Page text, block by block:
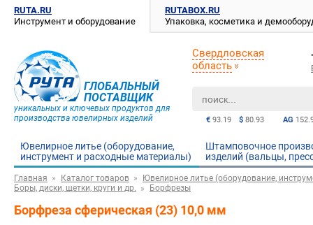
RUTA.RU
Инструмент и оборудование
RUTABOX.RU
Упаковка, косметика и
ГЛОБАЛЬНЫЙ
ПОСТАВЩИК
уникальных и ключевых продуктов для
производства ювелирных изделий
AG
€ 93.19 $ 80.93
Свердловская
область
Ювелирное литье (оборудование,
инструмент и расходные материалы)
Штамповочное
изделий (вальцы,
Главная Каталог товаров
Ювелирное литье (оборудование,
Боры, диски, щетки, круги и др.
Борфрезы
Борфреза сферическая (23) 10,0 мм